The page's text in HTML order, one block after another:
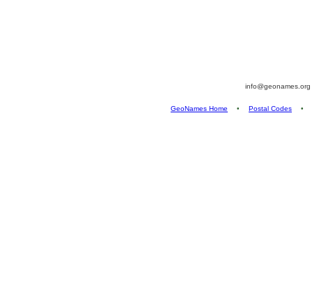
info@geonames.org
GeoNames Home • Postal Codes •